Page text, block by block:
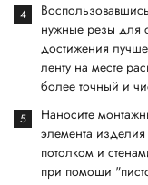
нужные резы для
достижения
ленту на месте
более точный и
Наносите
элемента изделия
потолком и
при помощи